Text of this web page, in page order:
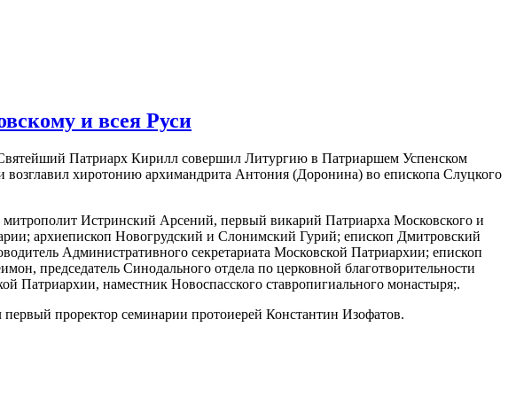
и всея Руси
Святейший Патриарх Кирилл совершил Литургию в Патриаршем Успенском
возглавил хиротонию архимандрита Антония (Доронина) во епископа Слуцкого
Истринский Арсений, первый викарий Патриарха Московского и
архиепископ Новогрудский и Слонимский Гурий; епископ Дмитровский
Административного секретариата Московской Патриархии; епископ
председатель Синодального отдела по церковной благотворительности
Патриархии, наместник Новоспасского ставропигиального монастыря;.
проректор семинарии протоиерей Константин Изофатов.